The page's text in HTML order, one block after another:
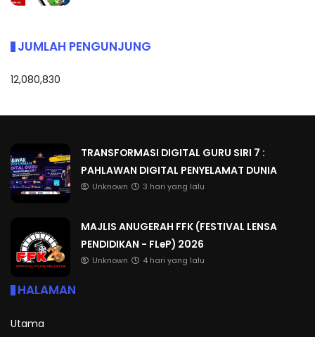
JUMLAH PENGUNJUNG
12,080,830
TRANSFORMASI DIGITAL GURU SIRI 7 :
PAHLAWAN DIGITAL PENYELAMAT DUNIA
Unknown 3 hari yang lalu
MAJLIS ANUGERAH FFK (FESTIVAL LENSA
PENDIDIKAN - FLeP) 2026
Unknown 4 hari yang lalu
HALAMAN
Utama